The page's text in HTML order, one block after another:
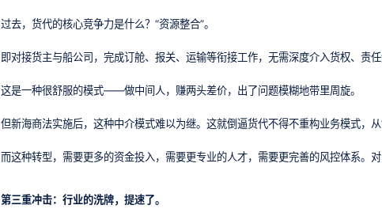
过去，货代的核心竞争力是什么？“资源整合”。
即对接货主与船公司，完成订舱、报关、运输等衔接工作，无需深度介入货权、责任
这是一种很舒服的模式——做中间人，赚两头差价，出了问题模糊地带里周旋。
但新海商法实施后，这种中介模式难以为继。这就倒逼货代不得不重构业务模式，从
而这种转型，需要更多的资金投入，需要更专业的人才，需要更完善的风控体系。
第三重冲击：行业的洗牌，提速了。